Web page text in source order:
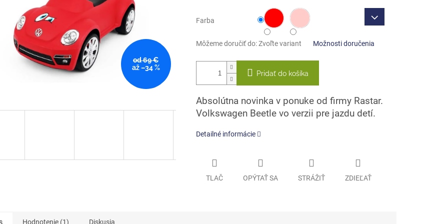
od 69 €
až –34 %
Farba
Môžeme doručiť do: Zvoľte variant Možnosti doručenia
Pridať do košíka
Absolútna novinka v ponuke od firmy Rastar.
Volkswagen Beetle vo verzii pre jazdu detí.
Detailné informácie
TLAČ OPÝTAŤ SA STRÁŽIŤ ZDIEĽAŤ
Hodnotenie (1) Diskusia